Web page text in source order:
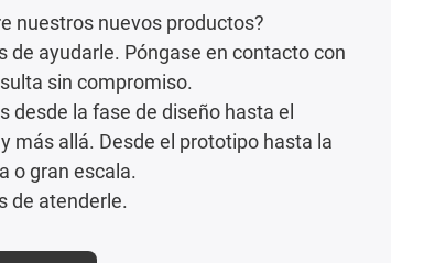
nuestros nuevos productos?
de ayudarle. Póngase en contacto con
sin compromiso.
desde la fase de diseño hasta el
más allá. Desde el prototipo hasta la
o gran escala.
de atenderle.